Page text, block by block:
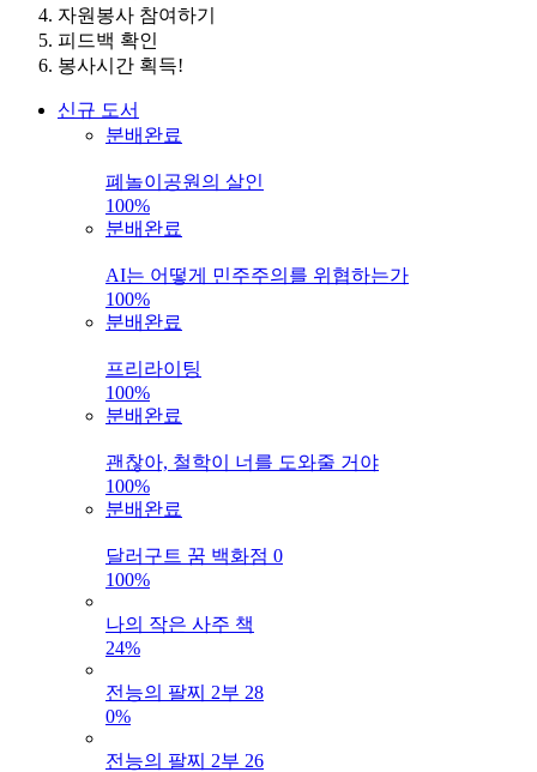
자원봉사 참여하기
피드백 확인
봉사시간 획득!
신규 도서
분배완료
폐놀이공원의 살인
100%
분배완료
AI는 어떻게 민주주의를 위협하는가
100%
분배완료
프리라이팅
100%
분배완료
괜찮아, 철학이 너를 도와줄 거야
100%
분배완료
달러구트 꿈 백화점 0
100%
나의 작은 사주 책
24%
전능의 팔찌 2부 28
0%
전능의 팔찌 2부 26